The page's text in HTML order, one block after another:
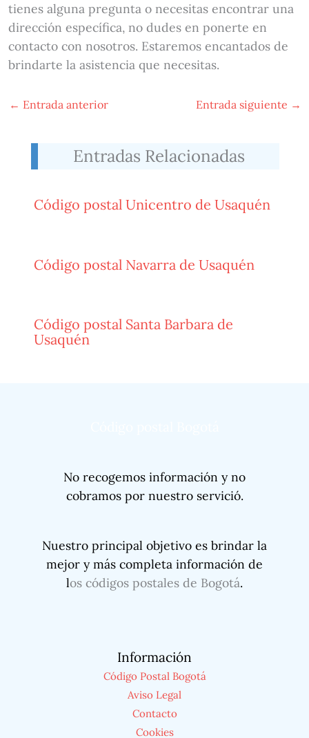
tienes alguna pregunta o necesitas encontrar una
dirección específica, no dudes en ponerte en
contacto con nosotros. Estaremos encantados de
brindarte la asistencia que necesitas.
← Entrada anterior Entrada siguiente →
Entradas Relacionadas
Código postal Unicentro de Usaquén
Código postal Navarra de Usaquén
Código postal Santa Barbara de
Usaquén
No recogemos información y no
cobramos por nuestro servició.
Nuestro principal objetivo es brindar la
mejor y más completa información de
los códigos postales de Bogotá.
Información
Código Postal Bogotá
Aviso Legal
Contacto
Cookies